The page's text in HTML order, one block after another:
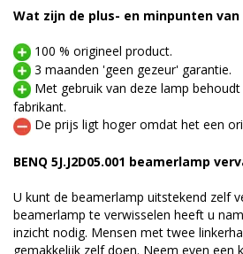
Wat zijn de plus- en minpunten van
100 % origineel product.
3 maanden 'geen gezeur' garantie.
Met gebruik van deze lamp
fabrikant.
De prijs ligt hoger omdat het een
BENQ 5J.J2D05.001 beamerlamp
U kunt de beamerlamp uitstekend zelf
beamerlamp te verwisselen heeft u
inzicht nodig. Mensen met twee
gemakkelijk zelf doen. Neem even een